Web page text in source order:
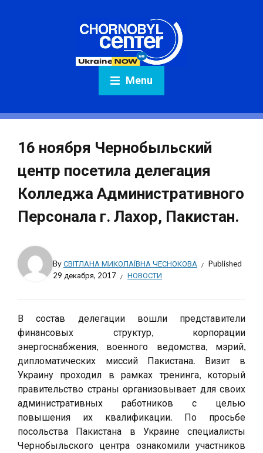
Menu
16 ноября Чернобыльский
центр посетила делегация
Колледжа Административного
Персонала г. Лахор, Пакистан.
ByСВІТЛАНА МИКОЛАЇВНА ЧЕСНОКОВА
Published
29 декабря, 2017
НОВОСТИ
В состав делегации вошли представители
финансовых структур, корпорации
энергоснабжения, военного ведомства, мэрий,
дипломатических миссий Пакистана. Визит в
Украину проходил в рамках тренинга, который
правительство страны организовывает для своих
административных работников с целью
повышения их квалификации. По просьбе
посольства Пакистана в Украине специалисты
Чернобыльского центра ознакомили участников